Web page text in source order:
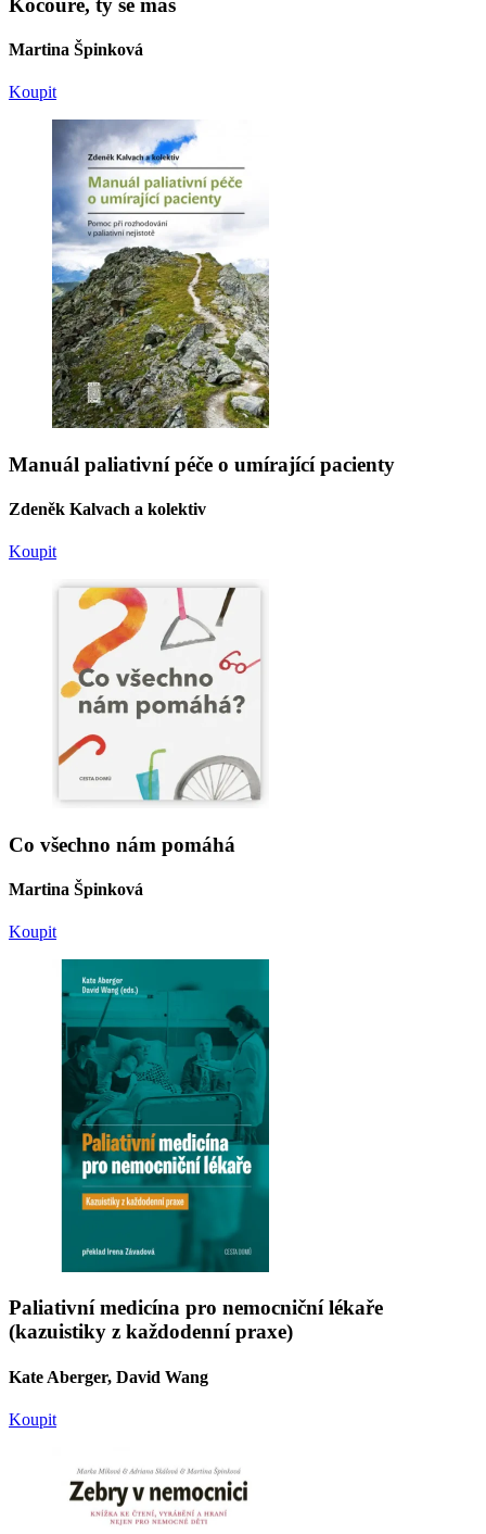
Martina Špinková
Koupit
Manuál paliativní péče o umírající pacienty
Zdeněk Kalvach a kolektiv
Koupit
Co všechno nám pomáhá
Martina Špinková
Koupit
Paliativní medicína pro nemocniční lékaře
(kazuistiky z každodenní praxe)
Kate Aberger, David Wang
Koupit